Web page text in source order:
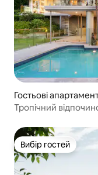
Гостьові
Тропічний
Вибір гостей
Вибір гостей